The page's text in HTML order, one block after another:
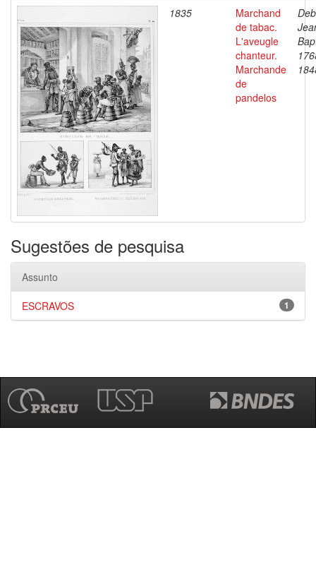
1835
Marchand
de tabac.
L'aveugle
chanteur.
Marchande
de
pandelos
Sugestões de pesquisa
Assunto
1
ESCRAVOS